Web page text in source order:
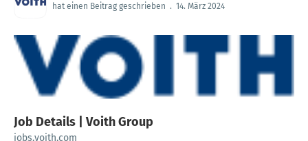
hat einen Beitrag geschrieben . 14. März 2024
Job Details | Voith Group
jobs.voith.com